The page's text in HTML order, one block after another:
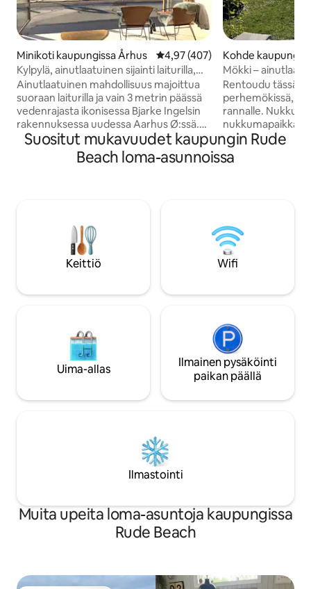
Minikoti kaupungissa Århus Keskimääräinen arvio 4,97/5,
4,97 (407)
Kylpylä, ainutlaatuinen sijainti laiturilla,
pysäköintipaikka
Ainutlaatuinen mahdollisuus majoittua
suoraan laiturilla ja vain 3 metrin päässä
vedenrajasta ikonisessa Bjarke Ingelsin
rakennuksessa uudessa Aarhus Ø:ssä.
WiFi ja yksityinen pysäköintipaikka
satamakävelyreitti on aivan ulkopuolella
panoraamanäkymä veteen, satamaan ja
kaupungin taivaanrantaan. Pieni asunto
parhaimmillaan – täydellinen
pariskunnille tai liikematkailijoille.
jääkaapilla - ei mahdollista valmistaa
Kohde
Mökki –
Rentoudu tässä
perhemökissä,
rannalle. Nukkuu 4 mukavaa
nukkumapaikkaa
yhden hengen
tai teini-ikäiselle. +4 vieraalle 100
DKK/yö/henkilö, joten pääsy kahteen
henkilökohtainen
merelle,
ulkopuolella.
luovaan retriittiin
Suositut mukavuudet kaupungin Rude
Beach loma-asunnoissa
Keittiö Wifi
Uima-allas
Ilmainen pysäköinti
paikan päällä
Ilmastointi
Muita upeita loma-asuntoja kaupungissa
Rude Beach